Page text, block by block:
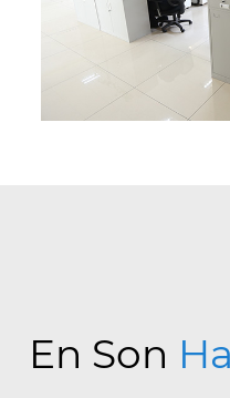
En Son